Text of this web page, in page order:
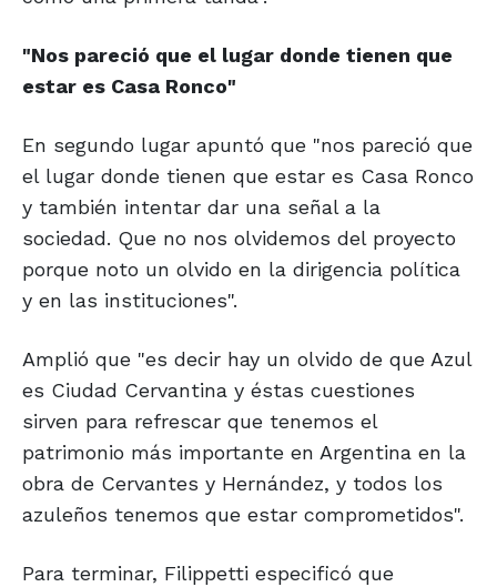
"Nos pareció que el lugar donde tienen que
estar es Casa Ronco"
En segundo lugar apuntó que "nos pareció que
el lugar donde tienen que estar es Casa Ronco
y también intentar dar una señal a la
sociedad. Que no nos olvidemos del proyecto
porque noto un olvido en la dirigencia política
y en las instituciones".
Amplió que "es decir hay un olvido de que Azul
es Ciudad Cervantina y éstas cuestiones
sirven para refrescar que tenemos el
patrimonio más importante en Argentina en la
obra de Cervantes y Hernández, y todos los
azuleños tenemos que estar comprometidos".
Para terminar, Filippetti especificó que